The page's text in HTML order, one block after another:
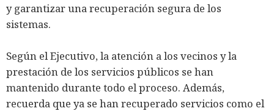
y garantizar una recuperación segura de los
sistemas.
Según el Ejecutivo, la atención a los vecinos y la
prestación de los servicios públicos se han
mantenido durante todo el proceso. Además,
recuerda que ya se han recuperado servicios como el